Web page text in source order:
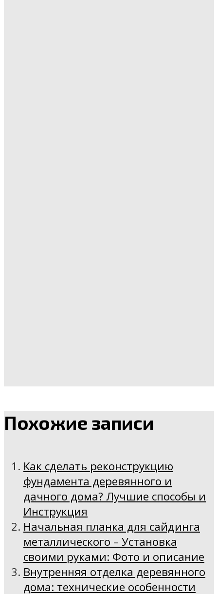
Похожие записи
Как сделать реконструкцию
фундамента деревянного и
дачного дома? Лучшие способы и
Инструкция
Начальная планка для сайдинга
металлического – Установка
своими руками: Фото и описание
Внутренняя отделка деревянного
дома: технические особенности